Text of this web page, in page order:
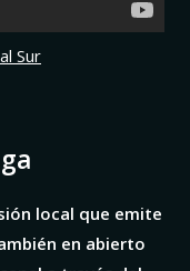
Sur
local que emite
en abierto